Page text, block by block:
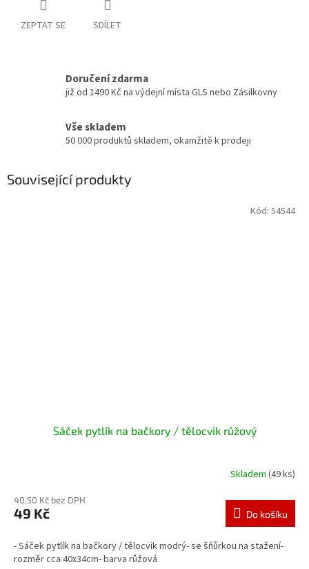
ZEPTAT SE SDÍLET
Doručení zdarma
již od 1490 Kč na výdejní místa GLS nebo Zásilkovny
Vše skladem
50 000 produktů skladem, okamžitě k prodeji
Související produkty
Sáček pytlík na bačkory / tělocvik růžový
Skladem (49 ks)
40,50 Kč bez DPH
49 Kč Do košíku
- Sáček pytlík na bačkory / tělocvik modrý- se šňůrkou na stažení-
rozměr cca 40x34cm- barva růžová
Kód: 54544